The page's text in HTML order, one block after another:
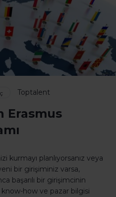
Toptalent
Erasmus
kurmayı planlıyorsanız veya
bir girişiminiz varsa,
başarılı bir girişimcinin
know-how ve pazar bilgisi